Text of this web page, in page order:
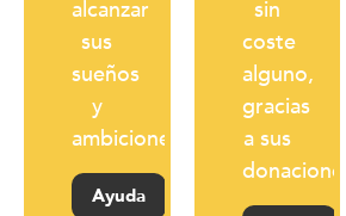
alcanzar
sus
sueños
y
ambiciones.
Ayuda
sin
coste
alguno,
gracias
a sus
donaciones.